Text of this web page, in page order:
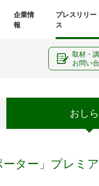
企業情
報
プレスリリー
ス
おし
ター」プレミ
取材・
お問い